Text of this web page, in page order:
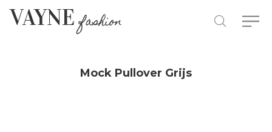
Mock Pullover Grijs